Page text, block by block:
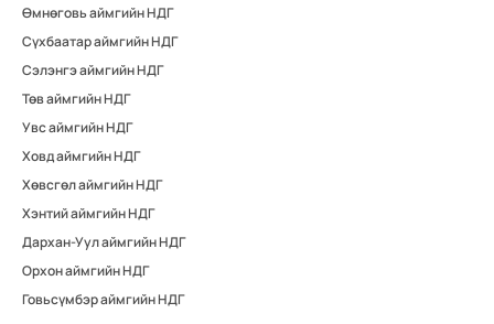
Өмнөговь аймгийн НДГ
Сүхбаатар аймгийн НДГ
Сэлэнгэ аймгийн НДГ
Төв аймгийн НДГ
Увс аймгийн НДГ
Ховд аймгийн НДГ
Хөвсгөл аймгийн НДГ
Хэнтий аймгийн НДГ
Дархан-Уул аймгийн НДГ
Орхон аймгийн НДГ
Говьсүмбэр аймгийн НДГ